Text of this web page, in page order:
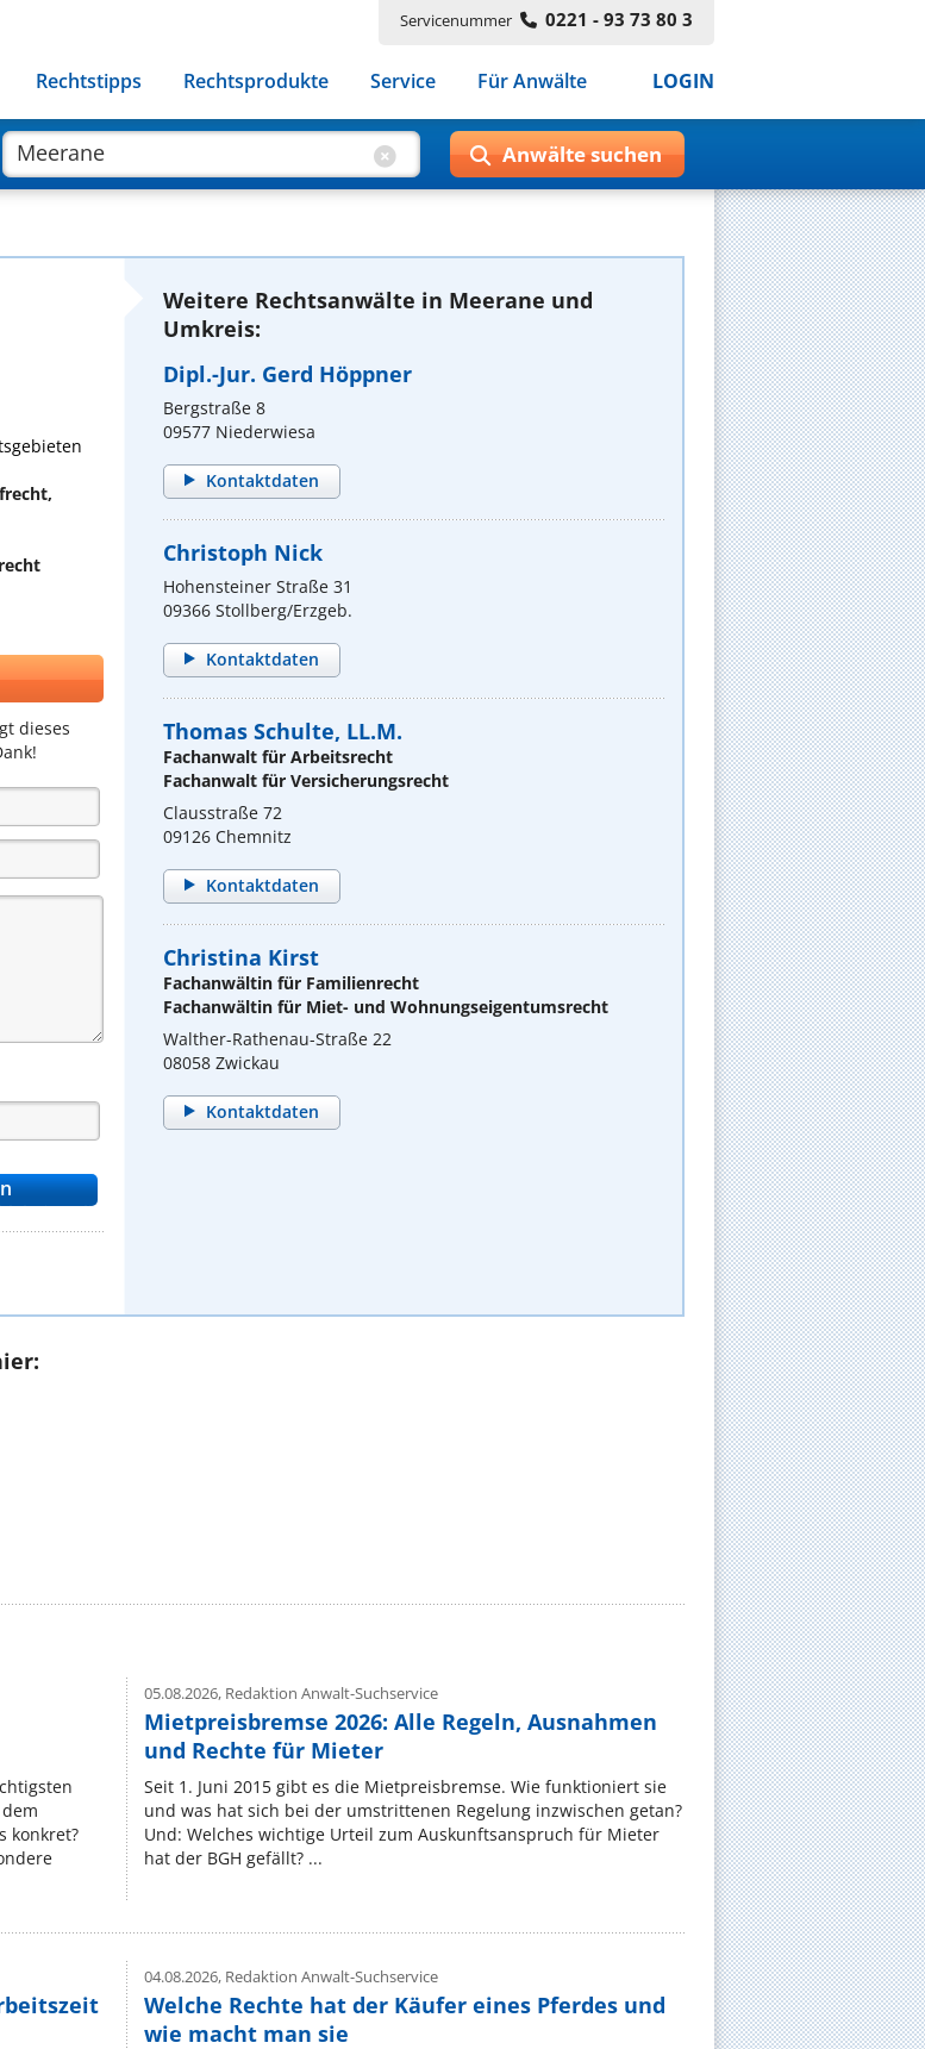
Servicenummer 0221 - 93 73 80 3
Rechtstipps Rechtsprodukte Service Für Anwälte LOGIN
dieses
Weitere Rechtsanwälte in Meerane und
Umkreis:
Dipl.-Jur. Gerd Höppner
Bergstraße 8
09577 Niederwiesa
Kontaktdaten
Christoph Nick
Hohensteiner Straße 31
09366 Stollberg/Erzgeb.
Kontaktdaten
Thomas Schulte, LL.M.
Fachanwalt für Arbeitsrecht
Fachanwalt für Versicherungsrecht
Clausstraße 72
09126 Chemnitz
Kontaktdaten
Christina Kirst
Fachanwältin für Familienrecht
Fachanwältin für Miet- und Wohnungseigentumsrecht
Walther-Rathenau-Straße 22
08058 Zwickau
Kontaktdaten
konkret?
05.08.2026,Redaktion Anwalt-Suchservice
Mietpreisbremse 2026: Alle Regeln, Ausnahmen
und Rechte für Mieter
Seit 1. Juni 2015 gibt es die Mietpreisbremse. Wie funktioniert sie
und was hat sich bei der umstrittenen Regelung inzwischen getan?
Und: Welches wichtige Urteil zum Auskunftsanspruch für Mieter
hat der BGH gefällt? ...
04.08.2026,Redaktion Anwalt-Suchservice
Welche Rechte hat der Käufer eines Pferdes und
wie macht man sie